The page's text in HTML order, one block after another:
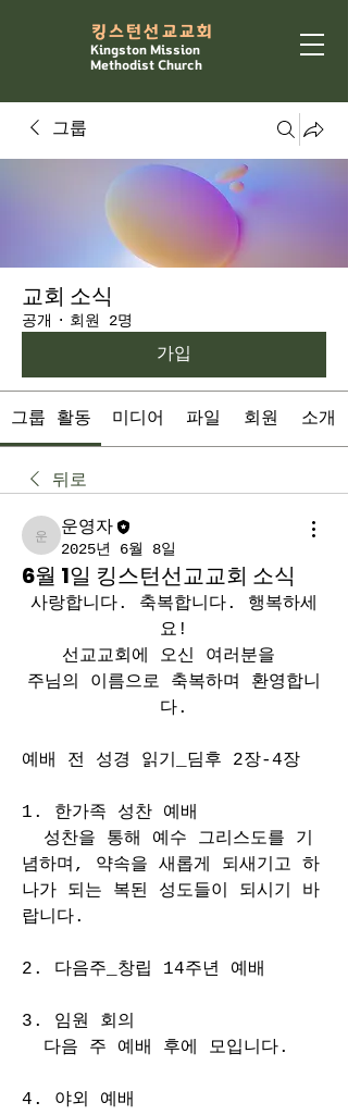
​킹스턴선교교회
Kingston Mission
Methodist Church
그룹
교회 소식
공개 · 회원 2명
가입
그룹 활동 미디어 파일 회원 소개
뒤로
운영자
운영자
2025년 6월 8일
6월 1일 킹스턴선교교회 소식
사랑합니다. 축복합니다. 행복하세
요!
선교교회에 오신 여러분을
주님의 이름으로 축복하며 환영합니
다.
예배 전 성경 읽기_딤후 2장-4장
1. 한가족 성찬 예배
성찬을 통해 예수 그리스도를 기
념하며, 약속을 새롭게 되새기고 하
나가 되는 복된 성도들이 되시기 바
랍니다.
2. 다음주_창립 14주년 예배
3. 임원 회의
다음 주 예배 후에 모입니다.
4. 야외 예배